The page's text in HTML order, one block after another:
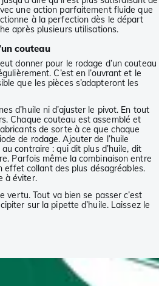
une action parfaitement fluide que
à la perfection dès le départ
après plusieurs utilisations.
couteau
donner pour le rodage d’un couteau
C’est en l’ouvrant et le
que les pièces s’adapteront les
d’huile ni d’ajuster le pivot. En tout
Chaque couteau est assemblé et
de sorte à ce que chaque
de rodage. Ajouter de l’huile
contraire : qui dit plus d’huile, dit
Parfois même la combinaison entre
effet collant des plus désagréables.
à éviter.
vertu. Tout va bien se passer c’est
sur la pipette d’huile. Laissez le